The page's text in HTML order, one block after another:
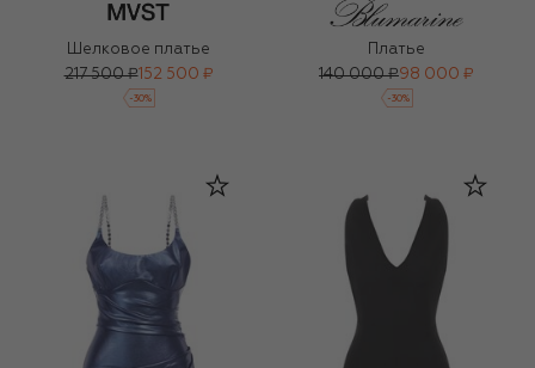
Шелковое платье
217 500 ₽152 500 ₽
-30%
Платье
140 000 ₽98 000 ₽
-30%